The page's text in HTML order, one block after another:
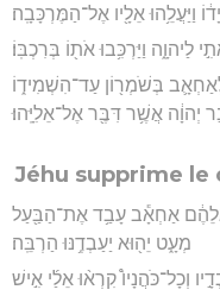
וַיַּעֲלֵ֥הוּ אֵלָ֖יו אֶל־הַמֶּרְכָּבָֽה׃
לַיהוָ֑ה וַיַּרְכִּ֥בוּ אֹת֖וֹ בְּרִכְבּֽוֹ׃
בְּשֹׁמְר֖וֹן עַד־הִשְׁמִיד֑וֹ
יְהוָ֔ה אֲשֶׁ֥ר דִּבֶּ֖ר אֶל־אֵלִיָּֽהוּ׃
Jéhu supprime le
אֲלֵהֶ֔ם אַחְאָ֕ב עָבַ֥ד אֶת־הַבַּ֖עַל
מְעָ֑ט יֵה֖וּא יַעַבְדֶ֥נּוּ הַרְבֵּֽה׃
וְכָל־כֹּהֲנָיו֩ קִרְא֨וּ אֵלַ֜י אִ֣ישׁ